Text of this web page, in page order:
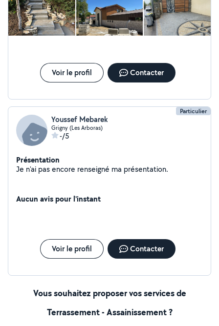
Voir le profil Contacter
Particulier
Youssef Mebarek
Grigny (Les Arboras)
-/5
Présentation
Je n'ai pas encore renseigné ma présentation.
Aucun avis pour l'instant
Voir le profil Contacter
Vous souhaitez proposer vos services de
Terrassement - Assainissement ?